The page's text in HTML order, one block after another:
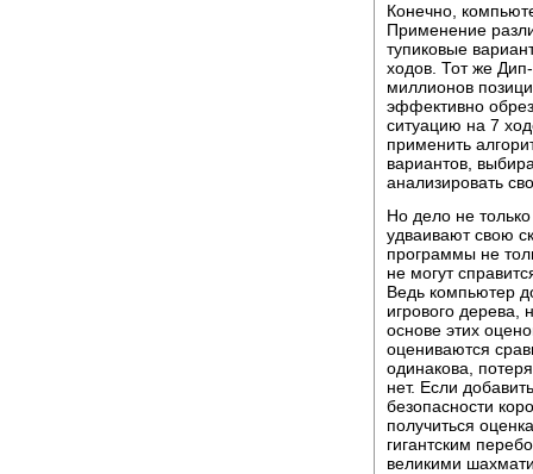
Конечно,
Применение
тупиковые
ходов. Тот же
миллионов
эффективно
ситуацию на 7
применить
вариантов,
анализировать
Hо дело не
удваивают свою
программы не
не могут
Ведь компьютер
игрового дерева,
основе этих
оцениваются
одинакова,
нет. Если
безопасности
получиться
гигантским
великими